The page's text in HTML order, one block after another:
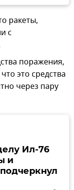
ракеты,
с
поражения,
это средства
через пару
Ил-76
и